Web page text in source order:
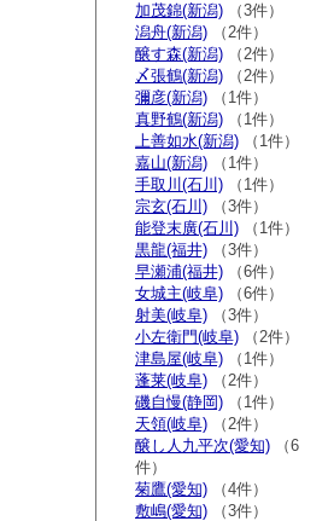
加茂錦(新潟) （3件）
潟舟(新潟) （2件）
醸す森(新潟) （2件）
〆張鶴(新潟) （2件）
彌彦(新潟) （1件）
真野鶴(新潟) （1件）
上善如水(新潟) （1件）
嘉山(新潟) （1件）
手取川(石川) （1件）
宗玄(石川) （3件）
能登末廣(石川) （1件）
黒龍(福井) （3件）
早瀬浦(福井) （6件）
女城主(岐阜) （6件）
射美(岐阜) （3件）
小左衛門(岐阜) （2件）
津島屋(岐阜) （1件）
蓬莱(岐阜) （2件）
磯自慢(静岡) （1件）
天領(岐阜) （2件）
醸し人九平次(愛知) （6
件）
菊鷹(愛知) （4件）
敷嶋(愛知) （3件）